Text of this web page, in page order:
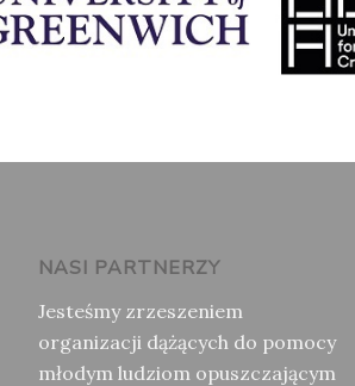
NASI PARTNERZY
Jesteśmy zrzeszeniem
organizacji dążących do pomocy
młodym ludziom opuszczającym